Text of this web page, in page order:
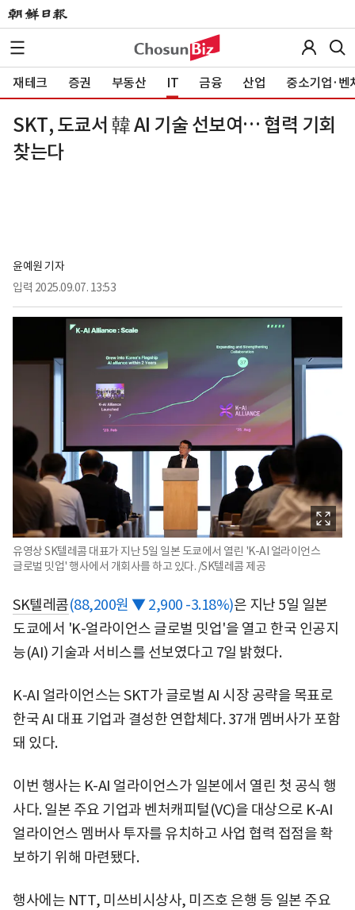
재테크 증권 부동산 IT 금융 산업 중소기업·벤
SKT, 도쿄서 韓 AI 기술 선보여… 협력 기회
찾는다
윤예원 기자
입력 2025.09.07. 13:53
유영상 SK텔레콤 대표가 지난 5일 일본 도쿄에서 열린 'K-AI 얼라이언스
글로벌 밋업' 행사에서 개회사를 하고 있다. /SK텔레콤 제공
SK텔레콤(88,200원 ▼ 2,900 -3.18%)은 지난 5일 일본
도쿄에서 'K-얼라이언스 글로벌 밋업'을 열고 한국 인공지
능(AI) 기술과 서비스를 선보였다고 7일 밝혔다.
K-AI 얼라이언스는 SKT가 글로벌 AI 시장 공략을 목표로
한국 AI 대표 기업과 결성한 연합체다. 37개 멤버사가 포함
돼 있다.
이번 행사는 K-AI 얼라이언스가 일본에서 열린 첫 공식 행
사다. 일본 주요 기업과 벤처캐피털(VC)을 대상으로 K-AI
얼라이언스 멤버사 투자를 유치하고 사업 협력 접점을 확
보하기 위해 마련됐다.
행사에는 NTT, 미쓰비시상사, 미즈호 은행 등 일본 주요